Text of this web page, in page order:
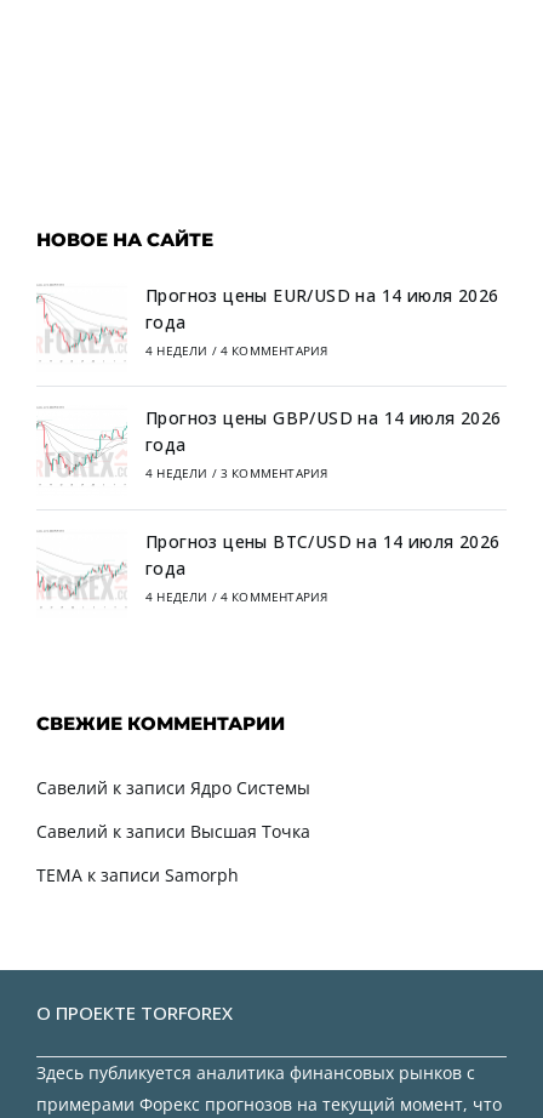
НОВОЕ НА САЙТЕ
Прогноз цены EUR/USD на 14 июля 2026
года
4 НЕДЕЛИ / 4 КОММЕНТАРИЯ
Прогноз цены GBP/USD на 14 июля 2026
года
4 НЕДЕЛИ / 3 КОММЕНТАРИЯ
Прогноз цены BTC/USD на 14 июля 2026
года
4 НЕДЕЛИ / 4 КОММЕНТАРИЯ
СВЕЖИЕ КОММЕНТАРИИ
Савелий к записи Ядро Системы
Савелий к записи Высшая Точка
TEMA к записи Samorph
О ПРОЕКТЕ TORFOREX
Здесь публикуется аналитика финансовых рынков с
примерами Форекс прогнозов на текущий момент, что